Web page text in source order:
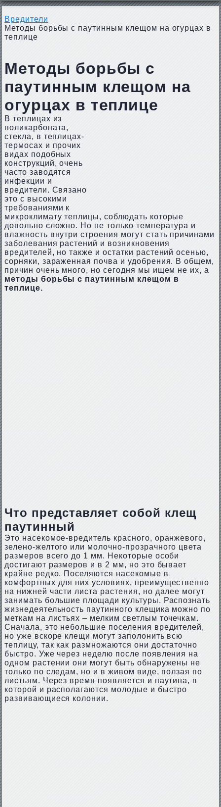
Вредители
Методы борьбы с паутинным клещом на огурцах в
теплице
Методы борьбы с
паутинным клещом на
огурцах в теплице
В теплицах из
поликарбоната,
стекла, в теплицах-
термосах и прочих
видах подобных
конструкций, очень
часто заводятся
инфекции и
вредители. Связано
это с высокими
требованиями к
микроклимату теплицы, соблюдать которые
довольно сложно. Но не только температура и
влажность внутри строения могут стать причинами
заболевания растений и возникновения
вредителей, но также и остатки растений осенью,
сорняки, зараженная почва и удобрения. В общем,
причин очень много, но сегодня мы ищем не их, а
методы борьбы с паутинным клещом в
теплице.
Что представляет собой клещ
паутинный
Это насекомое-вредитель красного, оранжевого,
зелено-желтого или молочно-прозрачного цвета
размеров всего до 1 мм. Некоторые особи
достигают размеров и в 2 мм, но это бывает
крайне редко. Поселяются насекомые в
комфортных для них условиях, преимущественно
на нижней части листа растения, но далее могут
занимать большие площади культуры. Распознать
жизнедеятельность паутинного клещика можно по
меткам на листьях – мелким светлым точечкам.
Сначала, это небольшие поселения вредителей,
но уже вскоре клещи могут заполонить всю
теплицу, так как размножаются они достаточно
быстро. Уже через неделю после появления на
одном растении они могут быть обнаружены не
только по следам, но и в живом виде, ползая по
листьям. Через время появляется и паутина, в
которой и располагаются молодые и быстро
развивающиеся колонии.